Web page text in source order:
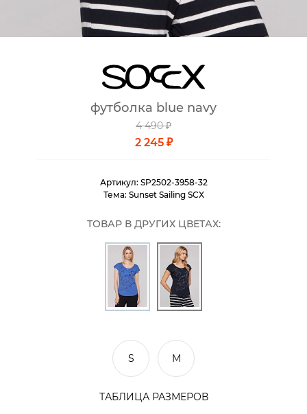
футболка blue navy
4 490 ₽
2 245 ₽
Артикул: SP2502-3958-32
Тема: Sunset Sailing SCX
ТОВАР В ДРУГИХ ЦВЕТАХ:
S M
ТАБЛИЦА РАЗМЕРОВ